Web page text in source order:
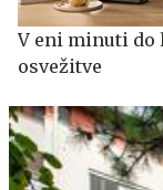
V eni minuti do
osvežitve